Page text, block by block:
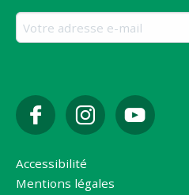
Accessibilité
Mentions légales